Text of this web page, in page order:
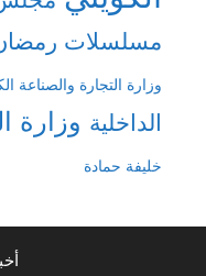
مسلسلات
وزارة التجارة والصناعة
الداخلية وزارة
خليفة حمادة